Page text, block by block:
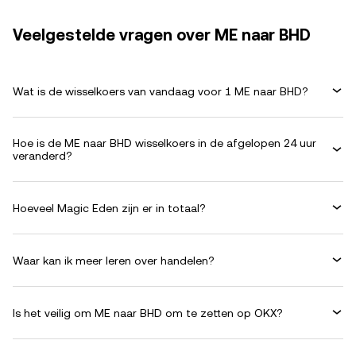
Veelgestelde vragen over ME naar BHD
Wat is de wisselkoers van vandaag voor 1 ME naar BHD?
Hoe is de ME naar BHD wisselkoers in de afgelopen 24 uur
veranderd?
Hoeveel Magic Eden zijn er in totaal?
Waar kan ik meer leren over handelen?
Is het veilig om ME naar BHD om te zetten op OKX?